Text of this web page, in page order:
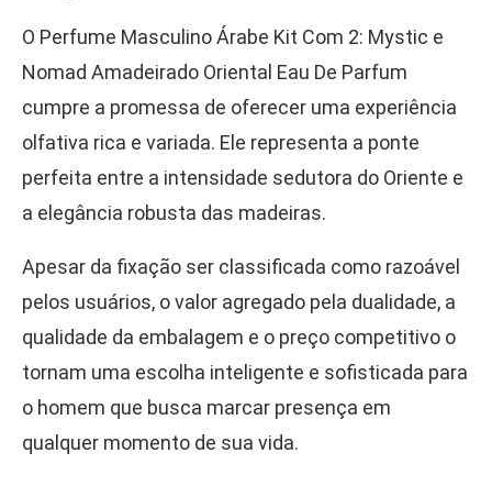
O Perfume Masculino Árabe Kit Com 2: Mystic e
Nomad Amadeirado Oriental Eau De Parfum
cumpre a promessa de oferecer uma experiência
olfativa rica e variada. Ele representa a ponte
perfeita entre a intensidade sedutora do Oriente e
a elegância robusta das madeiras.
Apesar da fixação ser classificada como razoável
pelos usuários, o valor agregado pela dualidade, a
qualidade da embalagem e o preço competitivo o
tornam uma escolha inteligente e sofisticada para
o homem que busca marcar presença em
qualquer momento de sua vida.